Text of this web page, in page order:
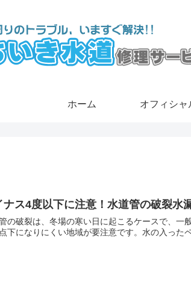
ホーム オフィシャ
ナス4度以下に注意！水道管の破裂水
の破裂は、冬場の寒い日に起こるケースで、一
下になりにくい地域が要注意です。水の入った